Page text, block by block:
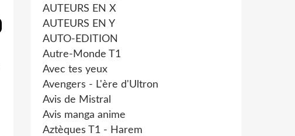
AUTEURS EN X
AUTEURS EN Y
AUTO-EDITION
Autre-Monde T1
Avec tes yeux
Avengers - L'ère d'Ultron
Avis de Mistral
Avis manga anime
Aztèques T1 - Harem